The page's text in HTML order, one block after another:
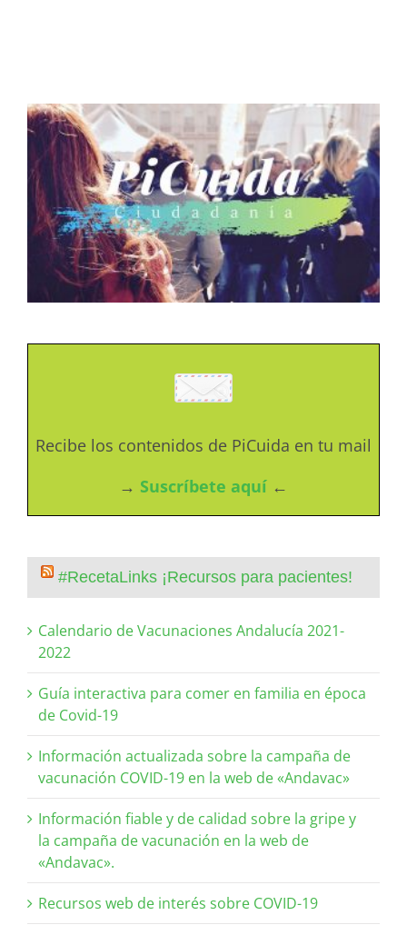
Recibe los contenidos de PiCuida en tu mail
→ Suscríbete aquí ←
#RecetaLinks ¡Recursos para pacientes!
Calendario de Vacunaciones Andalucía 2021-
2022
Guía interactiva para comer en familia en época
de Covid-19
Información actualizada sobre la campaña de
vacunación COVID-19 en la web de «Andavac»
Información fiable y de calidad sobre la gripe y
la campaña de vacunación en la web de
«Andavac».
Recursos web de interés sobre COVID-19